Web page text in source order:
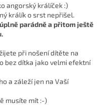
angorský králíček :)
králík o srst nepřišel.
parádně a přitom ještě
při nošení dítěte na
bez dítka jako velmi efektní
a záleží jen na Vaší
musíte mít :-)